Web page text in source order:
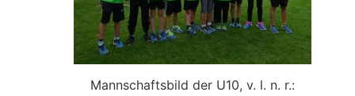
Mannschaftsbild der U10, v. l. n. r.: